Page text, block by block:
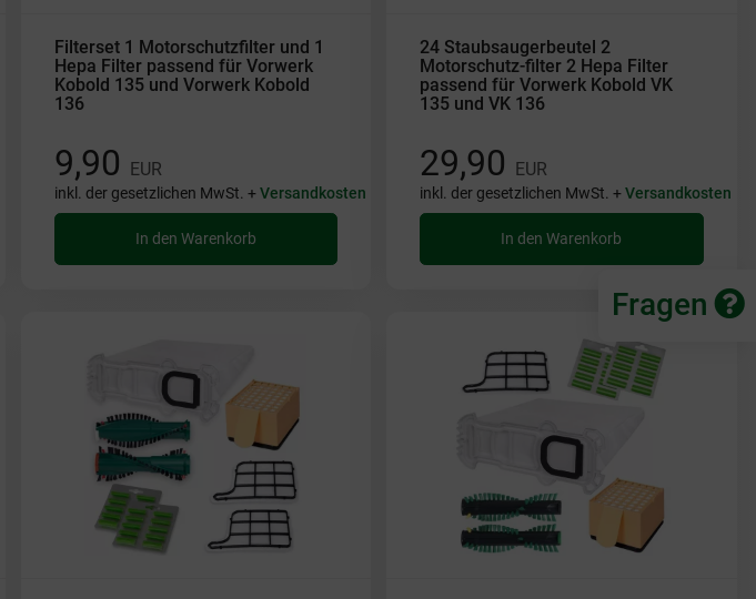
Filterset 1 Motorschutzfilter und 1
Hepa Filter passend für Vorwerk
Kobold 135 und Vorwerk Kobold
136
9,90 EUR
inkl. der gesetzlichen MwSt. +Versandkosten
In den Warenkorb
24 Staubsaugerbeutel 2
Motorschutz-filter 2 Hepa Filter
passend für Vorwerk Kobold VK
135 und VK 136
29,90 EUR
inkl. der gesetzlichen MwSt. +Versandkosten
In den Warenkorb
Fragen